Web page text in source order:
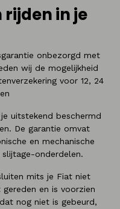
in je
onbezorgd met
wij de mogelijkheid
voor 12, 24
uitstekend beschermd
De garantie omvat
en mechanische
onderdelen.
mits je Fiat niet
en is voorzien
nog niet is gebeurd,